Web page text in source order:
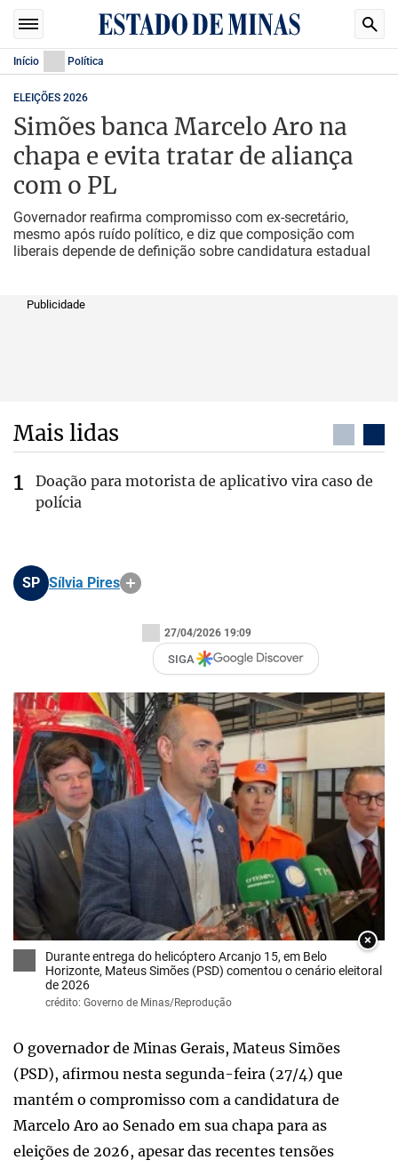
Início Política
ELEIÇÕES 2026
Simões banca Marcelo Aro na
chapa e evita tratar de aliança
com o PL
Governador reafirma compromisso com ex-secretário,
mesmo após ruído político, e diz que composição com
liberais depende de definição sobre candidatura estadual
Publicidade
Mais lidas
Doação para motorista de aplicativo vira caso de
polícia
SP Sílvia Pires
27/04/2026 19:09
SIGA
×
Durante entrega do helicóptero Arcanjo 15, em Belo
Horizonte, Mateus Simões (PSD) comentou o cenário eleitoral
de 2026
crédito: Governo de Minas/Reprodução
O governador de Minas Gerais, Mateus Simões
(PSD), afirmou nesta segunda-feira (27/4) que
mantém o compromisso com a candidatura de
Marcelo Aro ao Senado em sua chapa para as
eleições de 2026, apesar das recentes tensões